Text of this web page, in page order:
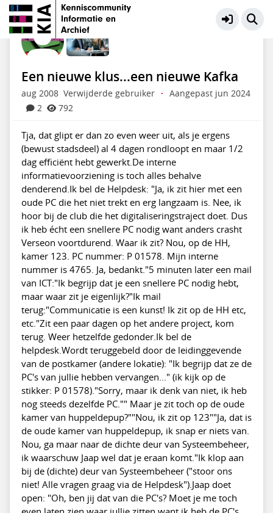
KIA Community Meer
Een nieuwe klus...een nieuwe Kafka
aug 2008 Verwijderde gebruiker ·
Aangepast jun 2024
2
792
Tja, dat glipt er dan zo even weer uit, als je ergens
(bewust stadsdeel) al 4 dagen rondloopt en maar 1/2
dag efficiënt hebt gewerkt.De interne
informatievoorziening is toch alles behalve
denderend.Ik bel de Helpdesk: "Ja, ik zit hier met een
oude PC die het niet trekt en erg langzaam is. Nee, ik
hoor bij de club die het digitaliseringstraject doet. Dus
ik heb écht een snellere PC nodig want anders crasht
Verseon voortdurend. Waar ik zit? Nou, op de HH,
kamer 123. PC nummer: P 01578. Mijn interne
nummer is 4765. Ja, bedankt."5 minuten later een mail
van ICT:"Ik begrijp dat je een snellere PC nodig hebt,
maar waar zit je eigenlijk?"Ik mail
terug:"Communicatie is een kunst! Ik zit op de HH etc,
etc."Zit een paar dagen op het andere project, kom
terug. Weer hetzelfde gedonder.Ik bel de
helpdesk.Wordt teruggebeld door de leidinggevende
van de postkamer (andere lokatie): "Ik begrijp dat ze de
PC's van jullie hebben vervangen..." (ik kijk op de
stikker: P 01578)."Sorry, maar ik denk van niet, ik heb
nog steeds dezelfde PC."" Maar je zit toch op de oude
kamer van huppeldepup?""Nou, ik zit op 123""Ja, dat is
de oude kamer van huppeldepup, ik snap er niets van.
Nou, ga maar naar de dichte deur van Systeembeheer,
ik waarschuw Jaap wel dat je eraan komt."Ik klop aan
bij de (dichte) deur van Systeembeheer ("stoor ons
niet! Alle vragen graag via de Helpdesk").Jaap doet
open: "Oh, ben jij dat van die PC's? Moet je me toch